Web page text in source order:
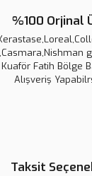
%100 Orjinal
Fatih Bölge
Alışveriş
Taksit